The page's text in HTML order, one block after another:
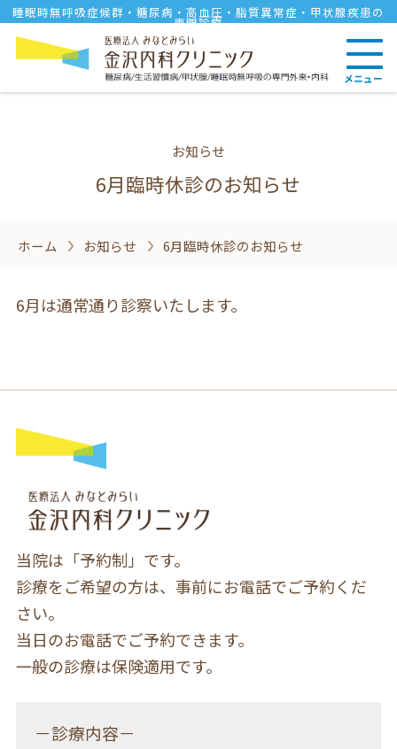
睡眠時無呼吸症候群・糖尿病・高血圧・脂質異常症・甲状腺疾患の
専門診療
メニュー
お知らせ
6月臨時休診のお知らせ
ホーム お知らせ 6月臨時休診のお知らせ
6月は通常通り診察いたします。
当院は「予約制」です。
診療をご希望の方は、事前にお電話でご予約くだ
さい。
当日のお電話でご予約できます。
一般の診療は保険適用です。
－診療内容－